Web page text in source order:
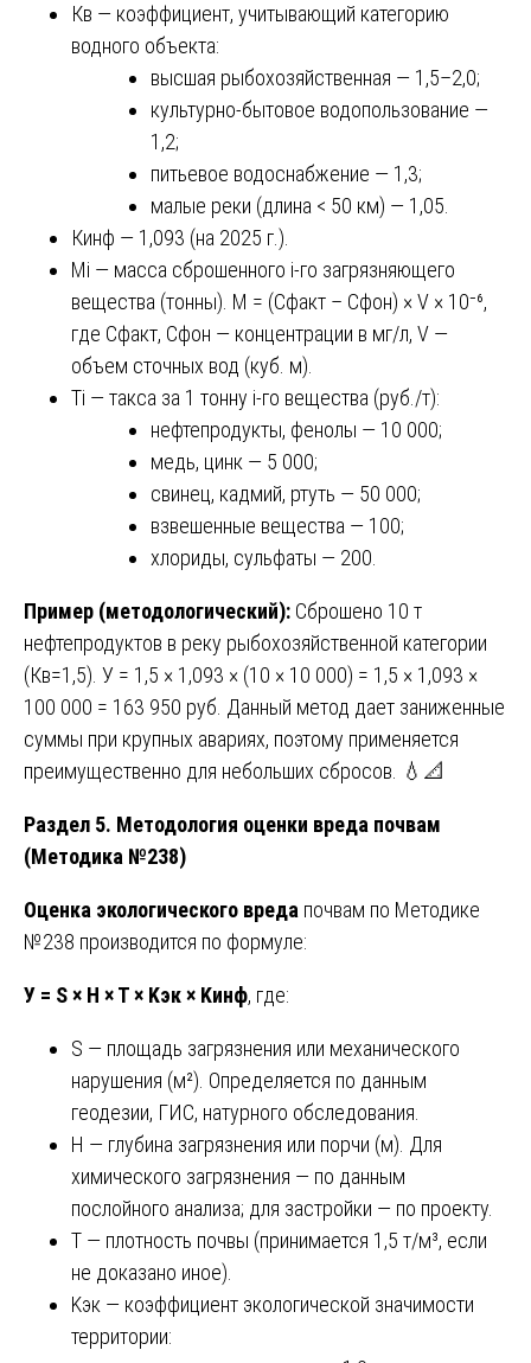
Кв — коэффициент, учитывающий категорию
водного объекта:
высшая рыбохозяйственная — 1,5–2,0;
культурно-бытовое водопользование —
1,2;
питьевое водоснабжение — 1,3;
малые реки (длина < 50 км) — 1,05.
Кинф — 1,093 (на 2025 г.).
Мi — масса сброшенного i-го загрязняющего
вещества (тонны). M = (Сфакт – Сфон) × V × 10⁻⁶,
где Сфакт, Сфон — концентрации в мг/л, V —
объем сточных вод (куб. м).
Тi — такса за 1 тонну i-го вещества (руб./т):
нефтепродукты, фенолы — 10 000;
медь, цинк — 5 000;
свинец, кадмий, ртуть — 50 000;
взвешенные вещества — 100;
хлориды, сульфаты — 200.
Пример (методологический): Сброшено 10 т
нефтепродуктов в реку рыбохозяйственной категории
(Кв=1,5). У = 1,5 × 1,093 × (10 × 10 000) = 1,5 × 1,093 ×
100 000 = 163 950 руб. Данный метод дает заниженные
суммы при крупных авариях, поэтому применяется
преимущественно для небольших сбросов. 💧📐
Раздел 5. Методология оценки вреда почвам
(Методика №238)
Оценка экологического вреда почвам по Методике
№238 производится по формуле:
У = S × H × T × Kэк × Kинф, где:
S — площадь загрязнения или механического
нарушения (м²). Определяется по данным
геодезии, ГИС, натурного обследования.
H — глубина загрязнения или порчи (м). Для
химического загрязнения — по данным
послойного анализа; для застройки — по проекту.
T — плотность почвы (принимается 1,5 т/м³, если
не доказано иное).
Kэк — коэффициент экологической значимости
территории: